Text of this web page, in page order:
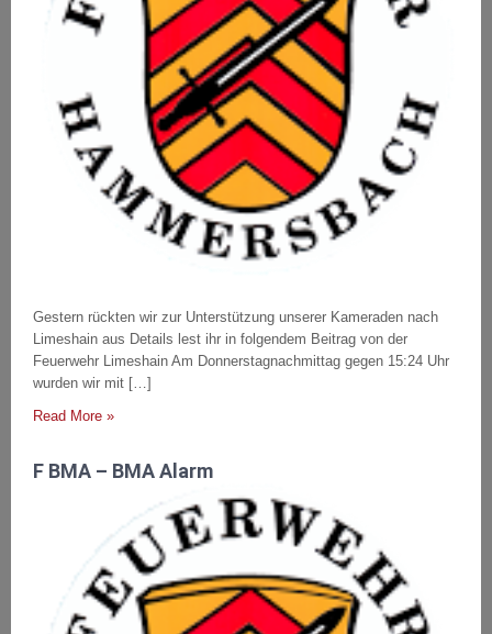
Gestern rückten wir zur Unterstützung unserer Kameraden nach
Limeshain aus Details lest ihr in folgendem Beitrag von der
Feuerwehr Limeshain Am Donnerstagnachmittag gegen 15:24 Uhr
wurden wir mit […]
Read More »
F BMA – BMA Alarm